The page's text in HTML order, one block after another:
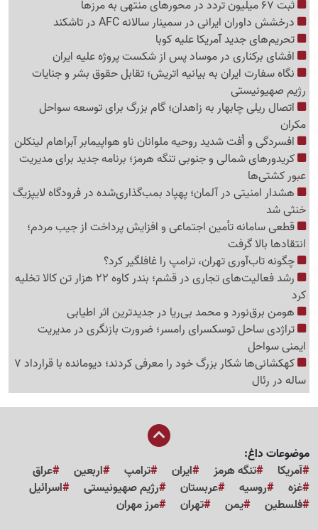
ثبت 67 میلیون تردد در محورهای منتهی به مرزها
درخشش داوران ایرانی در سمینار سالانه AFC در تاشکند
تحریم‌های جدید آمریکا علیه کوبا
افشای برکناری در موساد پس از شکست پروژه علیه ایران
نگاه سفارت ایران به بیانیه اتریش؛ تقابل حقوق بشر و جنایات
رژیم صهیونیستی
اتصال ریلی چابهار به زاهدان؛ گام بزرگ برای توسعه سواحل
مکران
افسردگی و اُفت شدید روحیه ملوانان ناو هواپیمابر آبراهام لینکلن
کریدورهای شمالی و جنوبی تنگه هرمز؛ برنامه جدید برای مدیریت
عبور کشتی‌ها
هشدار امنیتی در آلمان؛ پهپاد بمب‌گذاری‌شده در فرودگاه لایپزیگ
خنثی شد
قطعی سامانه تأمین اجتماعی و افزایش پرداخت از جیب مردم؛
انتقادها بالا گرفت
چگونه تاب‌آوری تهران، ترامپ را غافلگیر کرد؟
رشد فعالیت‌های تجاری در قشم؛ بندر کاوه 22 هزار تن کالا تخلیه
کرد
هومن برق‌نورد و محمد بی‌ریا در جدیدترین اثر اطیابی
تراژدی ساحل توسکسرای رامسر؛ ضرورت بازنگری در مدیریت
ایمنی سواحل
کهکشانی‌ها شکار بزرگ خود را معرفی کردند؛ دیومانده با قرارداد 7
ساله در رئال
موضوعات داغ:
آمریکا
تنگه هرمز ایران ترامپ اربعین
عراق
غزه
روسیه عربستان رژیم صهیونیستی
اسرائیل
فلسطین
یمن تهران مرز مهران